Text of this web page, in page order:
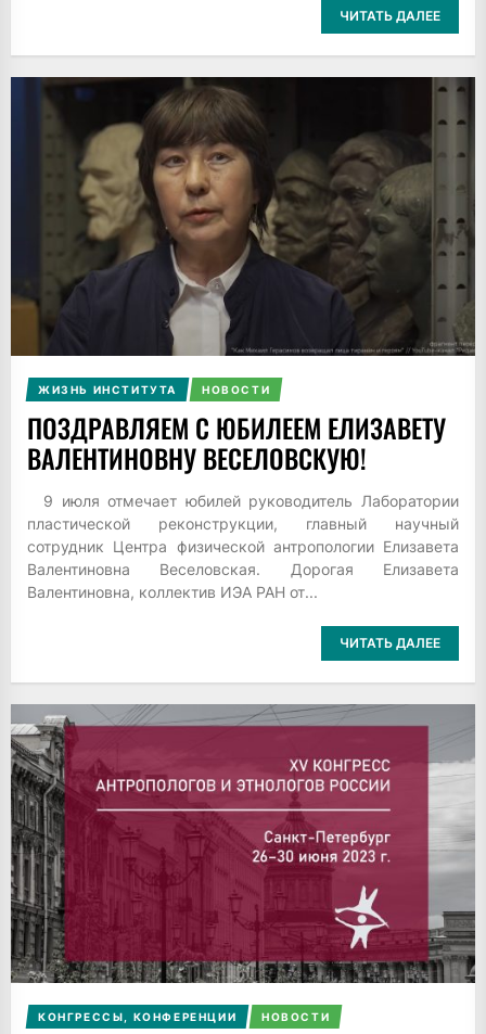
ЧИТАТЬ ДАЛЕЕ
ЖИЗНЬ ИНСТИТУТА НОВОСТИ
ПОЗДРАВЛЯЕМ С ЮБИЛЕЕМ ЕЛИЗАВЕТУ
ВАЛЕНТИНОВНУ ВЕСЕЛОВСКУЮ!
9 июля отмечает юбилей руководитель Лаборатории
пластической реконструкции, главный научный
сотрудник Центра физической антропологии Елизавета
Валентиновна Веселовская. Дорогая Елизавета
Валентиновна, коллектив ИЭА РАН от...
ЧИТАТЬ ДАЛЕЕ
КОНГРЕССЫ, КОНФЕРЕНЦИИ НОВОСТИ